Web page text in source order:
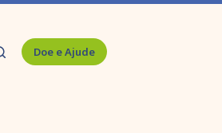
Doe e Ajude